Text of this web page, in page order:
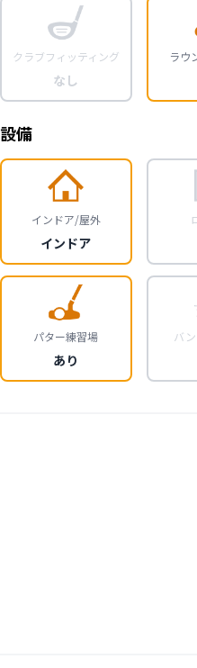
クラブフィッティング
なし
ラウ
設備
インドア/屋外
インドア
パター練習場
あり
バ